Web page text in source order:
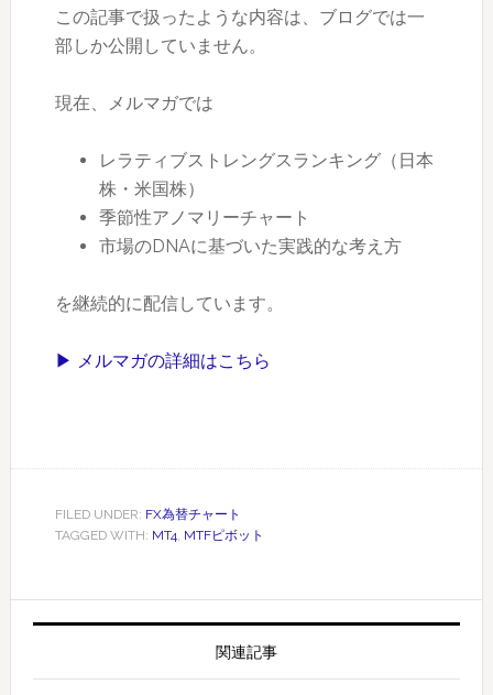
この記事で扱ったような内容は、ブログでは一
部しか公開していません。
現在、メルマガでは
レラティブストレングスランキング（日本
株・米国株）
季節性アノマリーチャート
市場のDNAに基づいた実践的な考え方
を継続的に配信しています。
▶ メルマガの詳細はこちら
FILED UNDER: FX為替チャート
TAGGED WITH: MT4, MTFピボット
関連記事